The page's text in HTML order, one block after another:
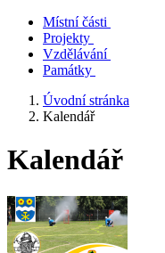
Místní části
Projekty
Vzdělávání
Památky
Úvodní stránka
Kalendář
Kalendář